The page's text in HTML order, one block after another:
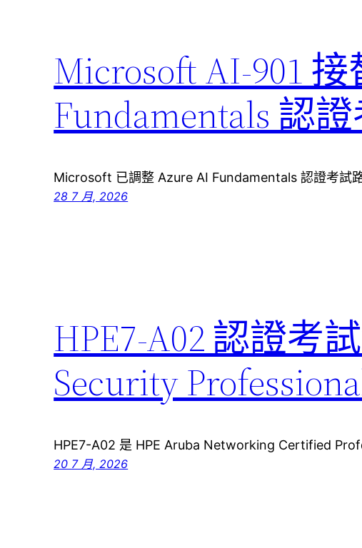
Microsoft AI-901
Fundamentals 認
Microsoft 已調整 Azure AI Fundamentals 認證考試
28 7 月, 2026
HPE7-A02 認證考
Security
HPE7-A02 是 HPE Aruba Networking Certified
20 7 月, 2026